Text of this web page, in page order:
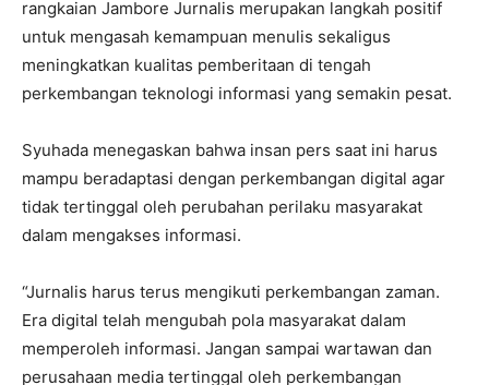
rangkaian Jambore Jurnalis merupakan langkah positif
untuk mengasah kemampuan menulis sekaligus
meningkatkan kualitas pemberitaan di tengah
perkembangan teknologi informasi yang semakin pesat.
Syuhada menegaskan bahwa insan pers saat ini harus
mampu beradaptasi dengan perkembangan digital agar
tidak tertinggal oleh perubahan perilaku masyarakat
dalam mengakses informasi.
“Jurnalis harus terus mengikuti perkembangan zaman.
Era digital telah mengubah pola masyarakat dalam
memperoleh informasi. Jangan sampai wartawan dan
perusahaan media tertinggal oleh perkembangan